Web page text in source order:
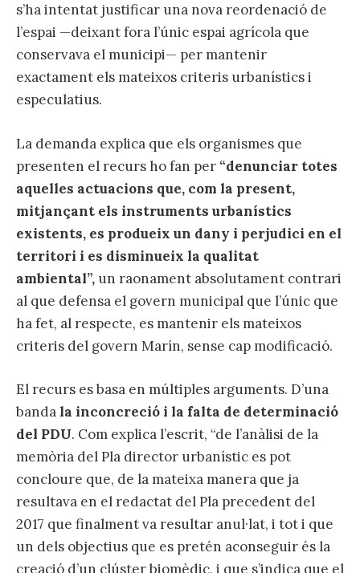
s’ha intentat justificar una nova reordenació de
l’espai —deixant fora l’únic espai agrícola que
conservava el municipi— per mantenir
exactament els mateixos criteris urbanístics i
especulatius.
La demanda explica que els organismes que
presenten el recurs ho fan per “denunciar totes
aquelles actuacions que, com la present,
mitjançant els instruments urbanístics
existents, es produeix un dany i perjudici en el
territori i es disminueix la qualitat
ambiental”, un raonament absolutament contrari
al que defensa el govern municipal que l’únic que
ha fet, al respecte, es mantenir els mateixos
criteris del govern Marín, sense cap modificació.
El recurs es basa en múltiples arguments. D’una
banda la inconcreció i la falta de determinació
del PDU. Com explica l’escrit, “de l’anàlisi de la
memòria del Pla director urbanístic es pot
concloure que, de la mateixa manera que ja
resultava en el redactat del Pla precedent del
2017 que finalment va resultar anul·lat, i tot i que
un dels objectius que es pretén aconseguir és la
creació d’un clúster biomèdic, i que s’indica que el